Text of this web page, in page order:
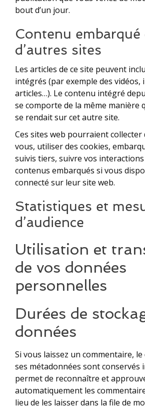
bout d’un jour.
Contenu embarqué
d’autres sites
Les articles de ce site peuvent
intégrés (par exemple des vidéos,
articles…). Le contenu intégré
se comporte de la même manière
se rendait sur cet autre site.
Ces sites web pourraient collecter
vous, utiliser des cookies,
suivis tiers, suivre vos interactions
contenus embarqués si vous
connecté sur leur site web.
Statistiques et
d’audience
Utilisation et
de vos données
personnelles
Durées de
données
Si vous laissez un commentaire,
ses métadonnées sont conservés
permet de reconnaître et
automatiquement les
lieu de les laisser dans la file de